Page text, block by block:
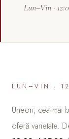
Lun–Vin ·
LUN–VIN ·
Uneori, cea mai
oferă varietate.